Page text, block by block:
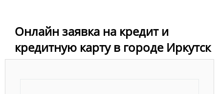
Онлайн заявка на кредит и
кредитную карту в городе Иркутск